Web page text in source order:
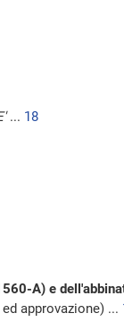
... 18
A) e
approvazione) ...